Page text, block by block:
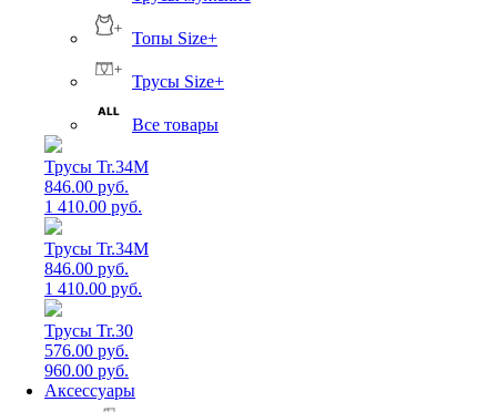
Топы Size+
Трусы Size+
Все товары
Трусы Tr.34M
846.00 руб.
1 410.00 руб.
Трусы Tr.34M
846.00 руб.
1 410.00 руб.
Трусы Tr.30
576.00 руб.
960.00 руб.
Аксессуары